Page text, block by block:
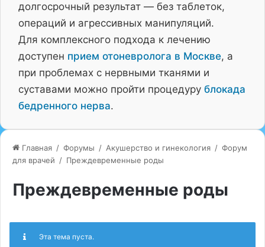
долгосрочный результат — без таблеток,
операций и агрессивных манипуляций.
Для комплексного подхода к лечению
доступен прием отоневролога в Москве, а
при проблемах с нервными тканями и
суставами можно пройти процедуру блокада
бедренного нерва.
Главная / Форумы / Акушерство и гинекология / Форум
для врачей / Преждевременные роды
Преждевременные роды
Эта тема пуста.